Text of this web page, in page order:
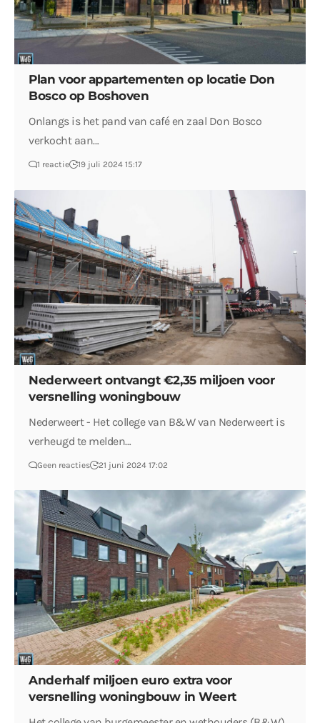
Plan voor appartementen op locatie Don
Bosco op Boshoven
Onlangs is het pand van café en zaal Don Bosco
verkocht aan…
1 reactie 19 juli 2024 15:17
Nederweert ontvangt €2,35 miljoen voor
versnelling woningbouw
Nederweert - Het college van B&W van Nederweert is
verheugd te melden…
Geen reacties 21 juni 2024 17:02
Anderhalf miljoen euro extra voor
versnelling woningbouw in Weert